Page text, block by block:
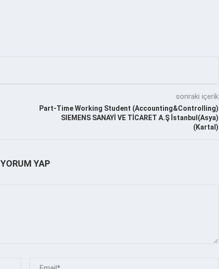
sonraki içerik
Part-Time Working Student (Accounting&Controlling)
SIEMENS SANAYİ VE TİCARET A.Ş İstanbul(Asya)
(Kartal)
YORUM YAP